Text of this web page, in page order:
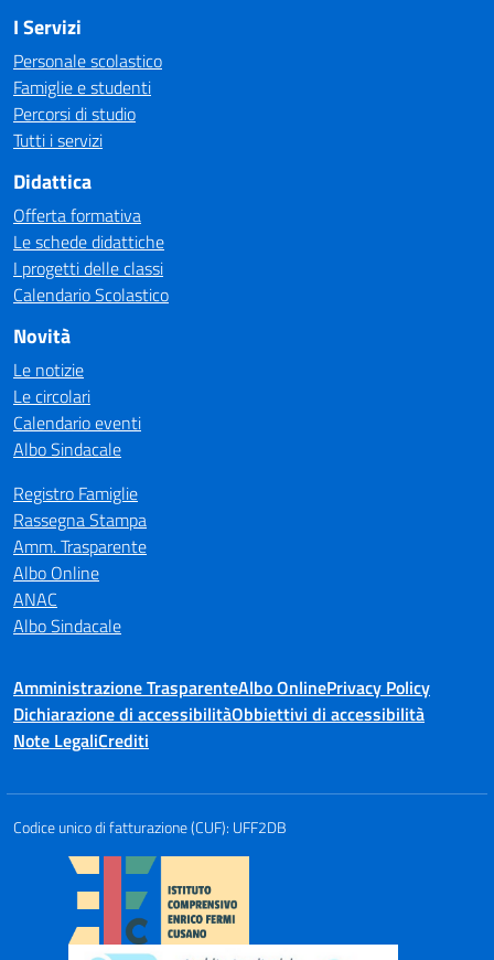
I Servizi
Personale scolastico
Famiglie e studenti
Percorsi di studio
Tutti i servizi
Didattica
Offerta formativa
Le schede didattiche
I progetti delle classi
Calendario Scolastico
Novità
Le notizie
Le circolari
Calendario eventi
Albo Sindacale
Registro Famiglie
Rassegna Stampa
Amm. Trasparente
Albo Online
ANAC
Albo Sindacale
Amministrazione TrasparenteAlbo OnlinePrivacy Policy
Dichiarazione di accessibilitàObbiettivi di accessibilità
Note LegaliCrediti
Codice unico di fatturazione (CUF): UFF2DB